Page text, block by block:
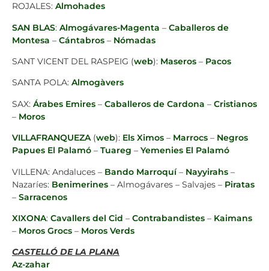
ROJALES: Almohades
SAN BLAS: Almogávares-Magenta – Caballeros de
Montesa – Cántabros – Nómadas
SANT VICENT DEL RASPEIG (web): Maseros – Pacos
SANTA POLA: Almogàvers
SAX: Árabes Emires – Caballeros de Cardona – Cristianos
– Moros
VILLAFRANQUEZA(web): Els Ximos – Marrocs – Negros
Papues El Palamó – Tuareg – Yemenies El Palamó
VILLENA: Andaluces – Bando Marroquí– Nayyirahs –
Nazaríes: Benimerines – Almogávares – Salvajes – Piratas
– Sarracenos
XIXONA: Cavallers del Cid – Contrabandistes – Kaimans
– Moros Grocs – Moros Verds
CASTELLÓ DE LA PLANA
Az-zahar